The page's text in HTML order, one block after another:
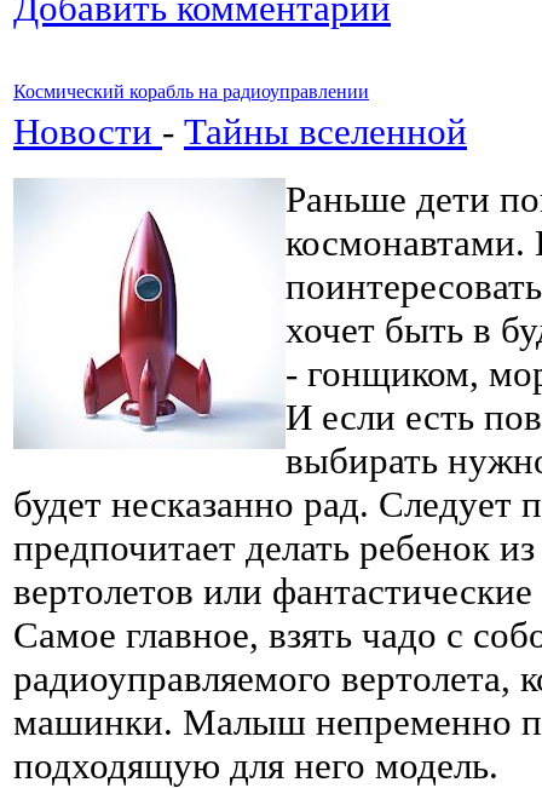
Космический корабль на радиоуправлении
Новости - Тайны вселенной
Раньше дети
космонавтами.
хочет быть в
- гонщиком,
И если есть
выбирать
будет несказанно рад. Следует
предпочитает делать ребенок
вертолетов или
Самое главное, взять чадо с
радиоуправляемого вертолета,
машинки. Малыш непременно
подходящую для него модель.